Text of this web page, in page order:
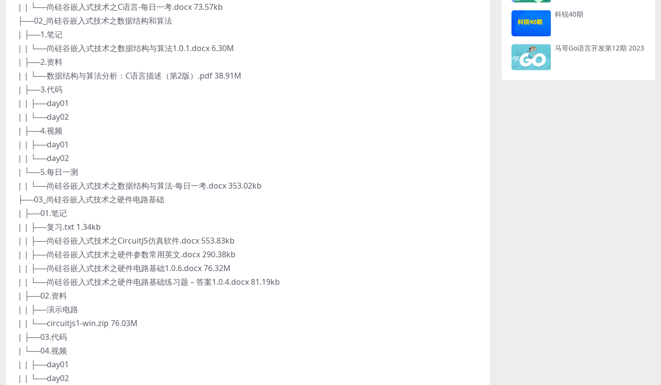
| | └──尚硅谷嵌入式技术之C语言-每日一考.docx 73.57kb
├──02_尚硅谷嵌入式技术之数据结构和算法
| ├──1.笔记
| | └──尚硅谷嵌入式技术之数据结构与算法1.0.1.docx 6.30M
| ├──2.资料
| | └──数据结构与算法分析：C语言描述（第2版）.pdf 38.91M
| ├──3.代码
| | ├──day01
| | └──day02
| ├──4.视频
| | ├──day01
| | └──day02
| └──5.每日一测
| | └──尚硅谷嵌入式技术之数据结构与算法-每日一考.docx 353.02kb
├──03_尚硅谷嵌入式技术之硬件电路基础
| ├──01.笔记
| | ├──复习.txt 1.34kb
| | ├──尚硅谷嵌入式技术之CircuitJS仿真软件.docx 553.83kb
| | ├──尚硅谷嵌入式技术之硬件参数常用英文.docx 290.38kb
| | ├──尚硅谷嵌入式技术之硬件电路基础1.0.6.docx 76.32M
| | └──尚硅谷嵌入式技术之硬件电路基础练习题 – 答案1.0.4.docx 81.19kb
| ├──02.资料
| | ├──演示电路
| | └──circuitjs1-win.zip 76.03M
| ├──03.代码
| └──04.视频
| | ├──day01
| | └──day02
科锐40期
马哥Go语言开发第12期 2023